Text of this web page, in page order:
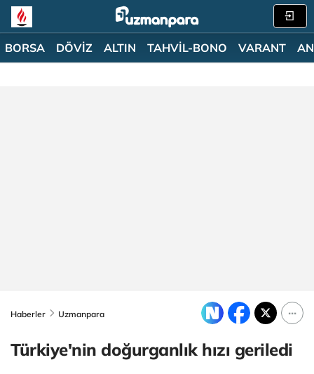
BORSA DÖVİZ ALTIN TAHVİL-BONO VARANT
Haberler Uzmanpara
Türkiye'nin doğurganlık hızı geriledi